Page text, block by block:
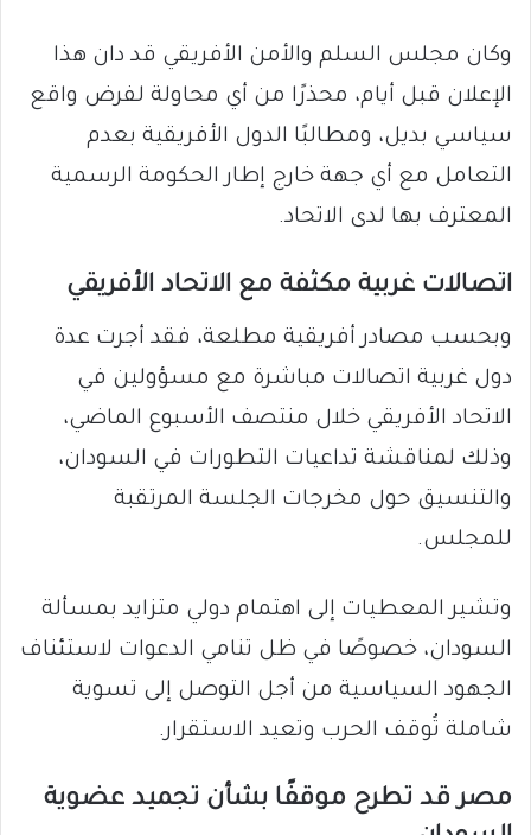
وكان مجلس السلم والأمن الأفريقي قد دان هذا
الإعلان قبل أيام، محذرًا من أي محاولة لفرض واقع
سياسي بديل، ومطالبًا الدول الأفريقية بعدم
التعامل مع أي جهة خارج إطار الحكومة الرسمية
المعترف بها لدى الاتحاد.
اتصالات غربية مكثفة مع الاتحاد الأفريقي
وبحسب مصادر أفريقية مطلعة، فقد أجرت عدة
دول غربية اتصالات مباشرة مع مسؤولين في
الاتحاد الأفريقي خلال منتصف الأسبوع الماضي،
وذلك لمناقشة تداعيات التطورات في السودان،
والتنسيق حول مخرجات الجلسة المرتقبة
للمجلس.
وتشير المعطيات إلى اهتمام دولي متزايد بمسألة
السودان، خصوصًا في ظل تنامي الدعوات لاستئناف
الجهود السياسية من أجل التوصل إلى تسوية
شاملة تُوقف الحرب وتعيد الاستقرار.
مصر قد تطرح موقفًا بشأن تجميد عضوية